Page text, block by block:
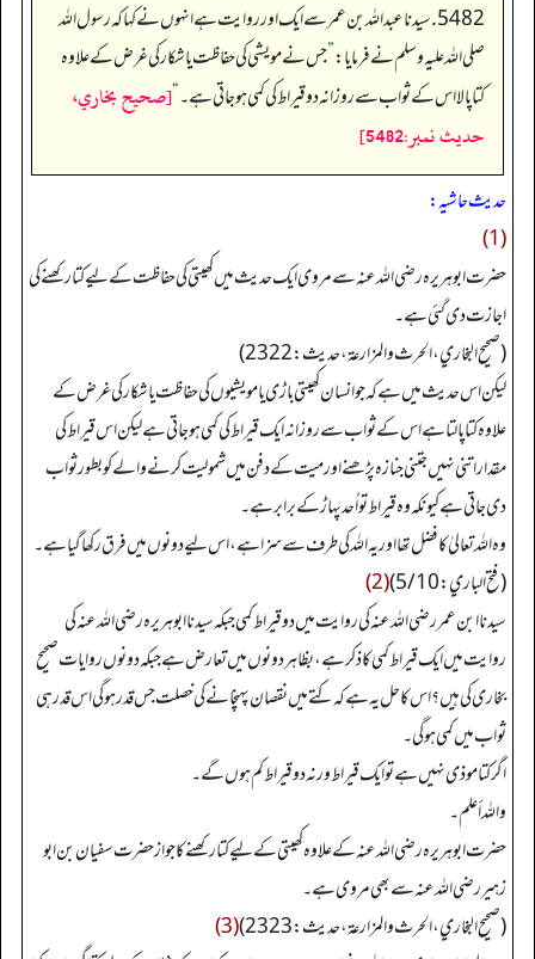
5482. سیدنا عبداللہ بن عمر سے ایک اور روایت ہے انہوں نے کہا کہ رسول اللہ
صلی اللہ علیہ وسلم نے فرمایا:”جس نے مویشی کی حفاظت یا شکار کی غرض کے علاوہ
کتا پالا اس کے ثواب سے روزانہ دو قیراط کی کمی ہو جاتی ہے۔“[صحيح بخاري،
حديث نمبر:5482]
حدیث حاشیہ:
(1)
حضرت ابو ہریرہ رضی اللہ عنہ سے مروی ایک حدیث میں کھیتی کی حفاظت کے لیے کتا رکھنے کی
اجازت دی گئی ہے۔
(صحیح البخاري، الحرث والمزارعة، حدیث: 2322)
لیکن اس حدیث میں ہے کہ جو انسان کھیتی باڑی یا مویشیوں کی حفاظت یا شکار کی غرض کے
علاوہ کتا پالتا ہے اس کے ثواب سے روزانہ ایک قیراط کی کمی ہو جاتی ہے لیکن اس قیراط کی
مقدار اتنی نہیں جتنی جنازہ پڑھنے اور میت کے دفن میں شمولیت کرنے والے کو بطور ثواب
دی جاتی ہے کیونکہ وہ قیراط تو اُحد پہاڑ کے برابر ہے۔
وہ اللہ تعالیٰ کا فضل تھا اور یہ اللہ کی طرف سے سزا ہے، اس لیے دونوں میں فرق رکھا گیا ہے۔
(فتح الباري: 5/10)
(2)
سیدنا ابن عمر رضی اللہ عنہ کی روایت میں دو قیراط کمی جبکہ سیدنا ابو ہریرہ رضی اللہ عنہ کی
روایت میں ایک قیراط کمی کا ذکر ہے، بظاہر دونوں میں تعارض ہے جبکہ دونوں روایات صحیح
بخاری کی ہیں؟ اس کا حل یہ ہے کہ کتے میں نقصان پہنچانے کی خصلت جس قدر ہو گی اس قدر ہی
ثواب میں کمی ہو گی۔
اگر کتا موذی نہیں ہے تو ایک قیراط ورنہ دو قیراط کم ہوں گے۔
واللہ أعلم۔
حضرت ابو ہریرہ رضی اللہ عنہ کے علاوہ کھیتی کے لیے کتا رکھنے کا جواز حضرت سفیان بن ابو
زہیر رضی اللہ عنہ سے بھی مروی ہے۔
(صحیح البخاري، الحرث والمزارعة، حدیث: 2323)
(3)